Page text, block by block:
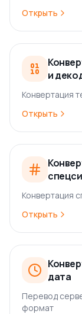
Открыть
и
Конвертация
Открыть
Конвертация
Открыть
дата
Перевод
формат